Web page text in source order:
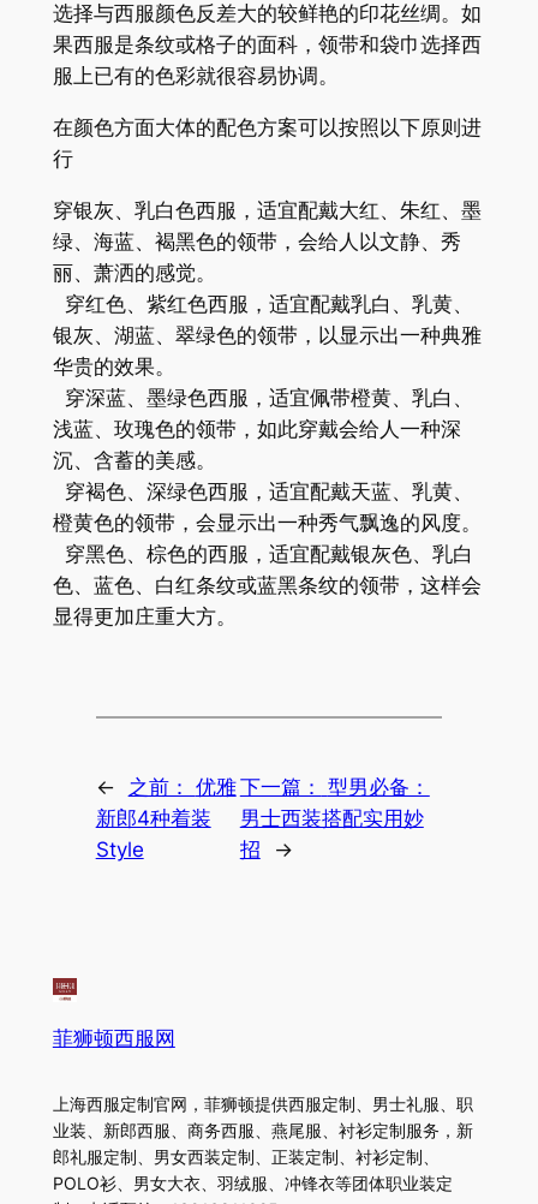
选择与西服颜色反差大的较鲜艳的印花丝绸。如
果西服是条纹或格子的面科，领带和袋巾选择西
服上已有的色彩就很容易协调。
在颜色方面大体的配色方案可以按照以下原则进
行
穿银灰、乳白色西服，适宜配戴大红、朱红、墨
绿、海蓝、褐黑色的领带，会给人以文静、秀
丽、萧洒的感觉。
穿红色、紫红色西服，适宜配戴乳白、乳黄、
银灰、湖蓝、翠绿色的领带，以显示出一种典雅
华贵的效果。
穿深蓝、墨绿色西服，适宜佩带橙黄、乳白、
浅蓝、玫瑰色的领带，如此穿戴会给人一种深
沉、含蓄的美感。
穿褐色、深绿色西服，适宜配戴天蓝、乳黄、
橙黄色的领带，会显示出一种秀气飘逸的风度。
穿黑色、棕色的西服，适宜配戴银灰色、乳白
色、蓝色、白红条纹或蓝黑条纹的领带，这样会
显得更加庄重大方。
← 之前： 优雅
新郎4种着装
Style
下一篇： 型男必备：
男士西装搭配实用妙
招
→
菲狮顿西服网
上海西服定制官网，菲狮顿提供西服定制、男士礼服、职
业装、新郎西服、商务西服、燕尾服、衬衫定制服务，新
郎礼服定制、男女西装定制、正装定制、衬衫定制、
POLO衫、男女大衣、羽绒服、冲锋衣等团体职业装定